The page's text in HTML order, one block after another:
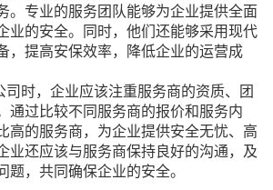
。专业的服务团队能够为企业提供全面
业的安全。同时，他们还能够采用现代
，提高安保效率，降低企业的运营成
时，企业应该注重服务商的资质、团
通过比较不同服务商的报价和服务内
高的服务商，为企业提供安全无忧、高
业还应该与服务商保持良好的沟通，及
题，共同确保企业的安全。